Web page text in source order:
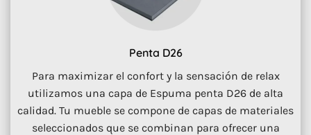
Penta D26
Para maximizar el confort y la sensación de relax
utilizamos una capa de Espuma penta D26 de alta
calidad. Tu mueble se compone de capas de materiales
seleccionados que se combinan para ofrecer una